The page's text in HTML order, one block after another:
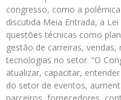
congresso, como a
discutida Meia Entrada, a
questões técnicas como
gestão de carreiras,
tecnologias no setor. “O
atualizar, capacitar,
do setor de eventos,